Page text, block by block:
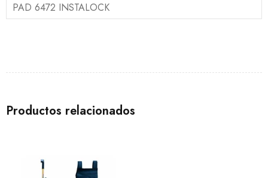
PAD 6472 INSTALOCK
Productos relacionados